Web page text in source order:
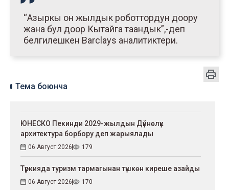
“Азыркы он жылдык роботтордун доору
жана бул доор Кытайга таандык”,-деп
белгилешкен Barclays аналитиктери.
Тема боюнча
ЮНЕСКО Пекинди 2029-жылдын Дүйнөлүк
архитектура борбору деп жарыялады
06 Август 2026 179
Түркияда туризм тармагынан түшкөн киреше азайды
06 Август 2026 170